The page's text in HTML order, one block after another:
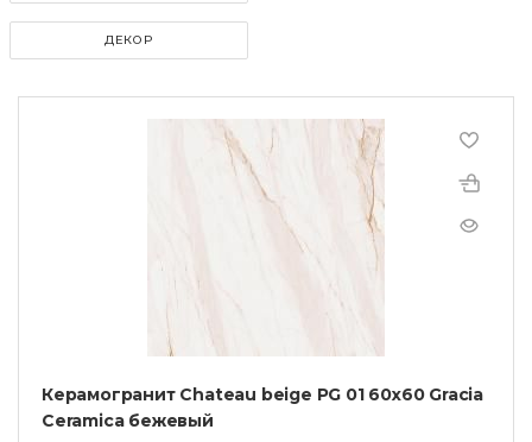
ДЕКОР
Керамогранит Chateau beige PG 01 60х60 Gracia
Ceramica бежевый